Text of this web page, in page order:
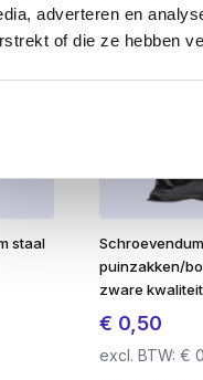
adverteren en
of die ze hebben
stalen schroeven
voor optimaal
staal
puinzakken/
zware kwaliteit
€ 0,50
excl. BTW:€